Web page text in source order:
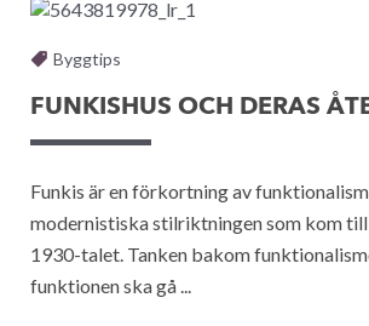
Byggtips
FUNKISHUS OCH DERAS
Funkis är en förkortning av
modernistiska stilriktningen som kom till
1930-talet. Tanken bakom
funktionen ska gå ...